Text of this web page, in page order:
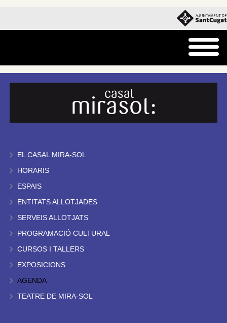
EL CASAL MIRA-SOL
HORARIS
ESPAIS
ENTITATS ALLOTJADES
SERVEIS ALLOTJATS
PROGRAMACIÓ CULTURAL
CURSOS I TALLERS
EXPOSICIONS
AGENDA
TEATRE DE MIRA-SOL